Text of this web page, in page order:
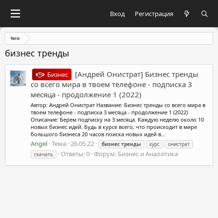
Вход Регистрация
Теги
бизнес тренды
Бизнес
[Андрей Онистрат] Бизнес тренды
со всего мира в твоем телефоне - подписка 3
месяца - продолжение 1 (2022)
Автор: Андрей Онистрат Название: Бизнес тренды со всего мира в
твоем телефоне - подписка 3 месяца - продолжение 1 (2022)
Описание: Берем подписку на 3 месяца. Каждую неделю около 10
новых бизнес идей. Будь в курсе всего, что происходит в мире
большого бизнеса 20 часов поиска новых идей в...
Angel Тема 26.05.22 бизнес тренды курс
онистрат
скачать
Ответы: 0 Форум: Бизнес и Аналитика